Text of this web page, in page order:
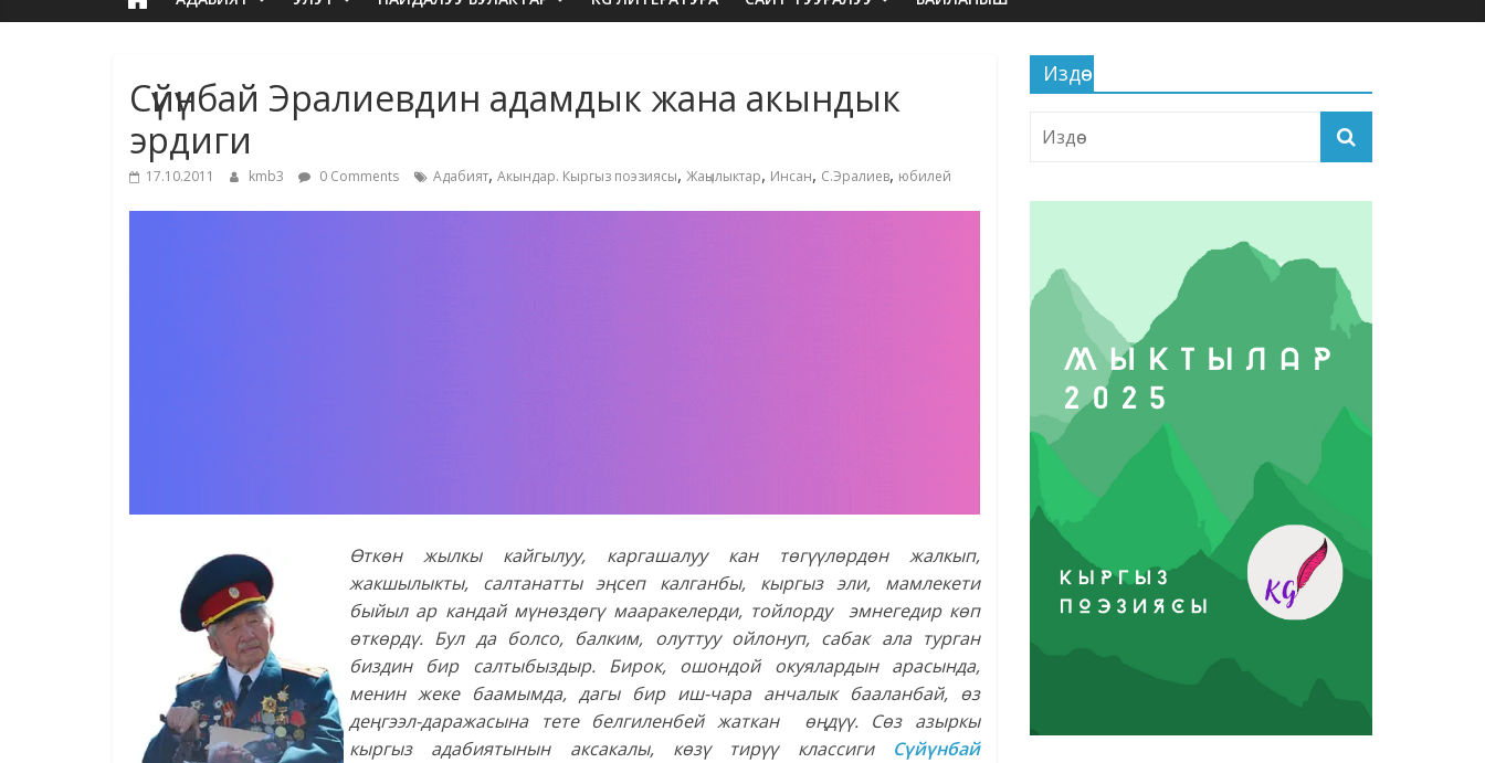
Сүйүнбай Эралиевдин адамдык жана акындык
эрдиги
17.10.2011 kmb3 0 Comments Адабият, Акындар. Кыргыз поэзиясы, Жаңылыктар, Инсан, С.Эралиев, юбилей
Өткөн жылкы кайгылуу, каргашалуу кан төгүүлөрдөн жалкып,
жакшылыкты, салтанатты эңсеп калганбы, кыргыз эли, мамлекети
быйыл ар кандай мүнөздөгү мааракелерди, тойлорду эмнегедир көп
өткөрдү. Бул да болсо, балким, олуттуу ойлонуп, сабак ала турган
биздин бир салтыбыздыр. Бирок, ошондой окуялардын арасында,
менин жеке баамымда, дагы бир иш-чара анчалык бааланбай, өз
деңгээл-даражасына тете белгиленбей жаткан өңдүү. Сөз азыркы
кыргыз адабиятынын аксакалы, көзү тирүү классиги Сүйүнбай
Издөө